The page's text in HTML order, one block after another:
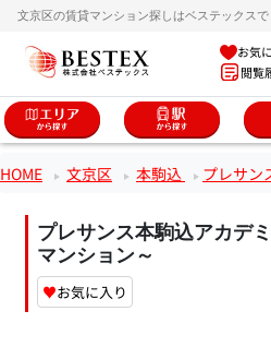
文京区の賃貸マンション探しはベステックスで
お気
閲
HOME 文京区 本駒込 プレサン
プレサンス本駒込アカデ
マンション～
♥お気に入り